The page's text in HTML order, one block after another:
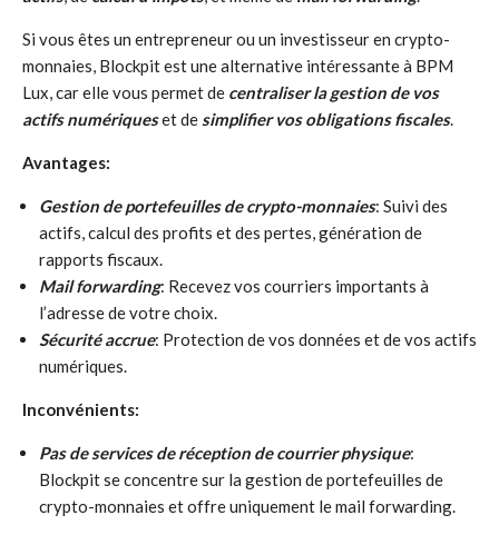
Si vous êtes un entrepreneur ou un investisseur en crypto-
monnaies, Blockpit est une alternative intéressante à BPM
Lux, car elle vous permet de centraliser la gestion de vos
actifs numériqueset de simplifier vos obligations fiscales.
Avantages:
Gestion de portefeuilles de crypto-monnaies: Suivi des
actifs, calcul des profits et des pertes, génération de
rapports fiscaux.
Mail forwarding: Recevez vos courriers importants à
l’adresse de votre choix.
Sécurité accrue: Protection de vos données et de vos actifs
numériques.
Inconvénients:
Pas de services de réception de courrier physique:
Blockpit se concentre sur la gestion de portefeuilles de
crypto-monnaies et offre uniquement le mail forwarding.